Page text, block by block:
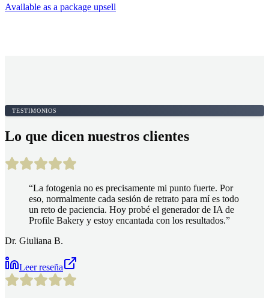
Available as a package upsell
TESTIMONIOS
Lo que dicen nuestros clientes
“La fotogenia no es precisamente mi punto fuerte. Por
eso, normalmente cada sesión de retrato para mí es todo
un reto de paciencia. Hoy probé el generador de IA de
Profile Bakery y estoy encantada con los resultados.”
Dr. Giuliana B.
Leer reseña